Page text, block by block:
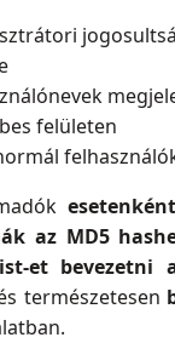
felületen
az MD5
et bevezetni
természetesen